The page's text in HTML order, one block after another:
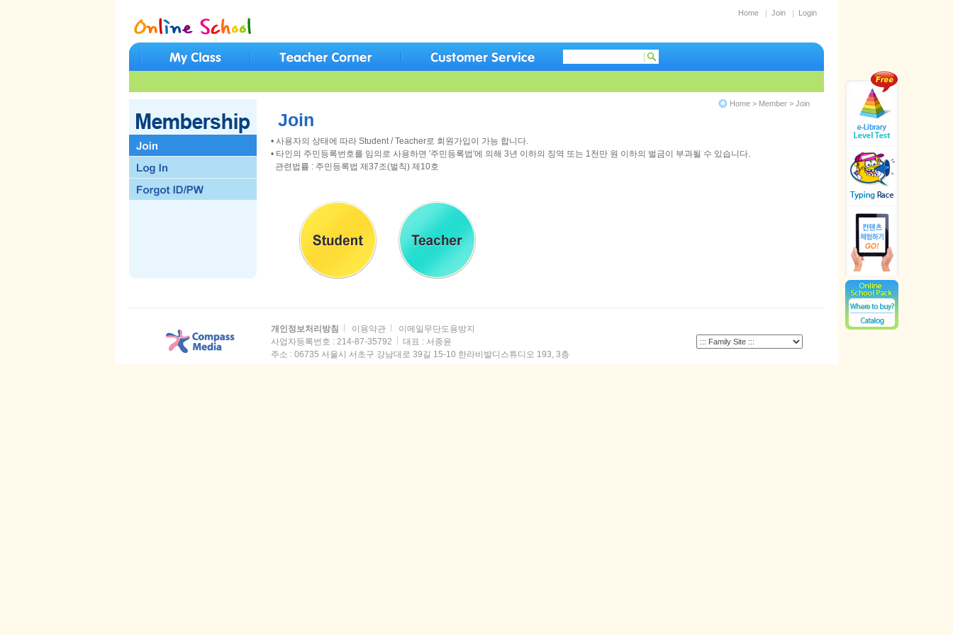
Home Join Login
Home > Member > Join
Join
• 사용자의 상태에 따라 Student / Teacher로 회원가입이 가능 합니다.
• 타인의 주민등록번호를 임의로 사용하면 '주민등록법'에 의해 3년 이하의 징역 또는 1천만 원 이하의 벌금이 부과될 수 있습니다.
관련법률 : 주민등록법 제37조(벌칙) 제10호
개인정보처리방침 이용약관
이메일무단도용방지
사업자등록번호 : 214-87-35792
대표 : 서종윤
주소 : 06735 서울시 서초구 강남대로 39길 15-10 한라비발디스튜디오 193, 3층